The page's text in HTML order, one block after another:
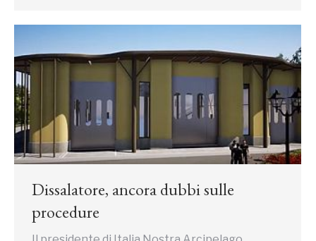
Dissalatore, ancora dubbi sulle
procedure